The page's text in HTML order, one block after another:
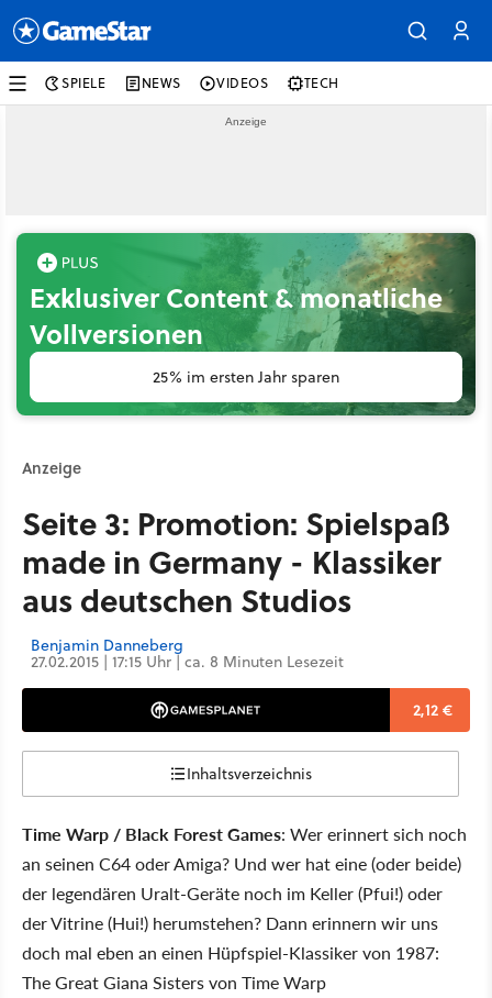
SPIELE NEWS VIDEOS TECH
Exklusiver Content & monatliche
Vollversionen
25% im ersten Jahr sparen
Anzeige
Seite 3: Promotion: Spielspaß
made in Germany - Klassiker
aus deutschen Studios
Benjamin Danneberg
27.02.2015 | 17:15 Uhr | ca. 8 Minuten Lesezeit
2,12 €
Inhaltsverzeichnis
Time Warp / Black Forest Games: Wer erinnert sich noch
an seinen C64 oder Amiga? Und wer hat eine (oder beide)
der legendären Uralt-Geräte noch im Keller (Pfui!) oder
der Vitrine (Hui!) herumstehen? Dann erinnern wir uns
doch mal eben an einen Hüpfspiel-Klassiker von 1987:
The Great Giana Sisters von Time Warp